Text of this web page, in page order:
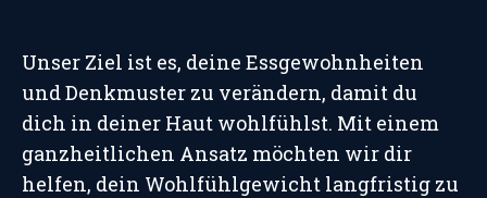
Unser Ziel ist es, deine Essgewohnheiten
und Denkmuster zu verändern, damit du
dich in deiner Haut wohlfühlst. Mit einem
ganzheitlichen Ansatz möchten wir dir
helfen, dein Wohlfühlgewicht langfristig zu